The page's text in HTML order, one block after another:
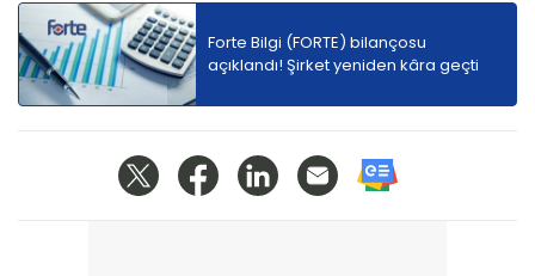
Forte Bilgi (FORTE) bilançosu
açıklandı! Şirket yeniden kâra geçti